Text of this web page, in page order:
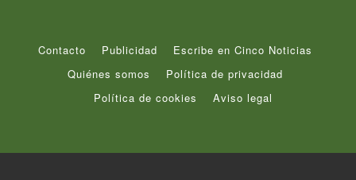
Contacto Publicidad
Escribe en Cinco Noticias
Quiénes somos
Política de privacidad
Política de cookies
Aviso legal